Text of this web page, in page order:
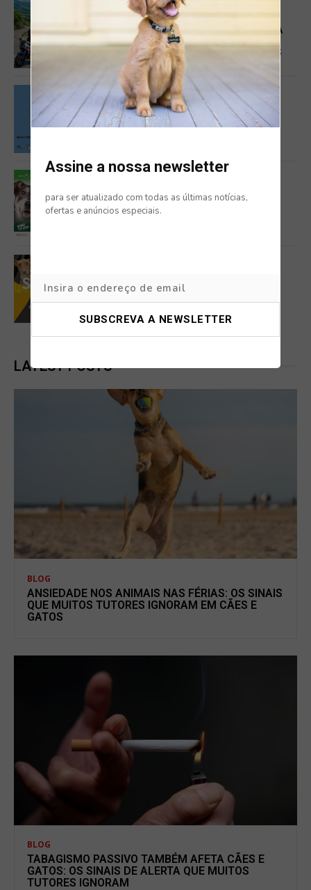
DOG FRIENDLY
PARQUE NASCENTE REFORÇA APOSTA
PET FRIENDLY COM NOVAS
EXPERIÊNCIAS PARA CÃES E TUTORES
EVENTOS
SANTARÉM RECEBE O II FESTIVAL DO
CÃO
DOG FRIENDLY
FESTA ANIMAL 2026 EM MIRAFLORES
SESIMBRA PET 2026
LATEST POSTS
BLOG
ANSIEDADE NOS ANIMAIS NAS FÉRIAS: OS SINAIS
QUE MUITOS TUTORES IGNORAM EM CÃES E
GATOS
BLOG
TABAGISMO PASSIVO TAMBÉM AFETA CÃES E
GATOS: OS SINAIS DE ALERTA QUE MUITOS
TUTORES IGNORAM
Assine a nossa newsletter
para ser atualizado com todas as últimas notícias,
ofertas e anúncios especiais.